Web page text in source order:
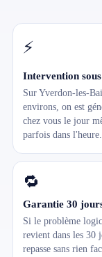
⚡
Intervention
Sur Yverdon-les-
environs, on est
chez vous le jour
parfois dans l'heure.
🔁
Garantie 30
Si le problème
revient dans les 30
repasse sans rien